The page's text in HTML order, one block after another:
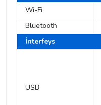
Wi-Fi
Bluetooth
İnterfeys
USB